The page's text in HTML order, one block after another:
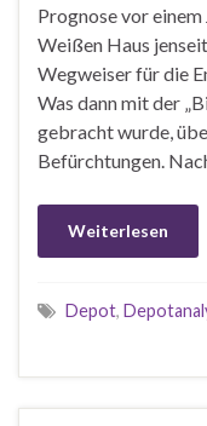
Prognose vor
Weißen Haus
Wegweiser für die
Was dann mit der
gebracht wurde,
Befürchtungen.
Weiterlesen
Depot,